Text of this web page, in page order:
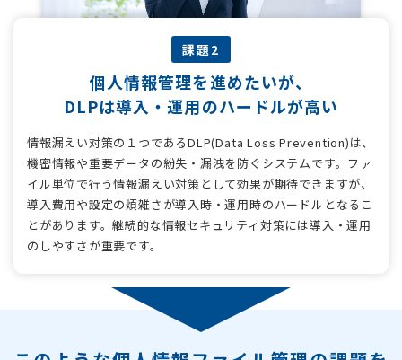
課題2
個人情報管理を進めたいが、
DLPは導入・運用のハードルが高い
情報漏えい対策の１つであるDLP(Data Loss Prevention)は、
機密情報や重要データの紛失・漏洩を防ぐシステムです。ファ
イル単位で行う情報漏えい対策として効果が期待できますが、
導入費用や設定の煩雑さが導入時・運用時のハードルとなるこ
とがあります。継続的な情報セキュリティ対策には導入・運用
のしやすさが重要です。